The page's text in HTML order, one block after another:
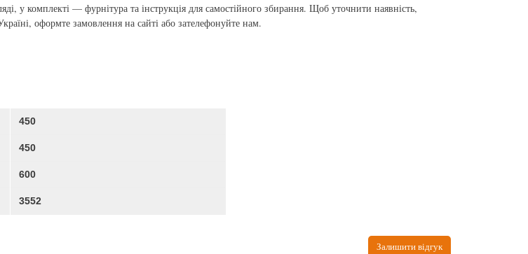
у комплекті — фурнітура та інструкція для самостійного збирання. Щоб уточнити наявність,
оформте замовлення на сайті або зателефонуйте нам.
450
450
600
3552
Залишити відгук